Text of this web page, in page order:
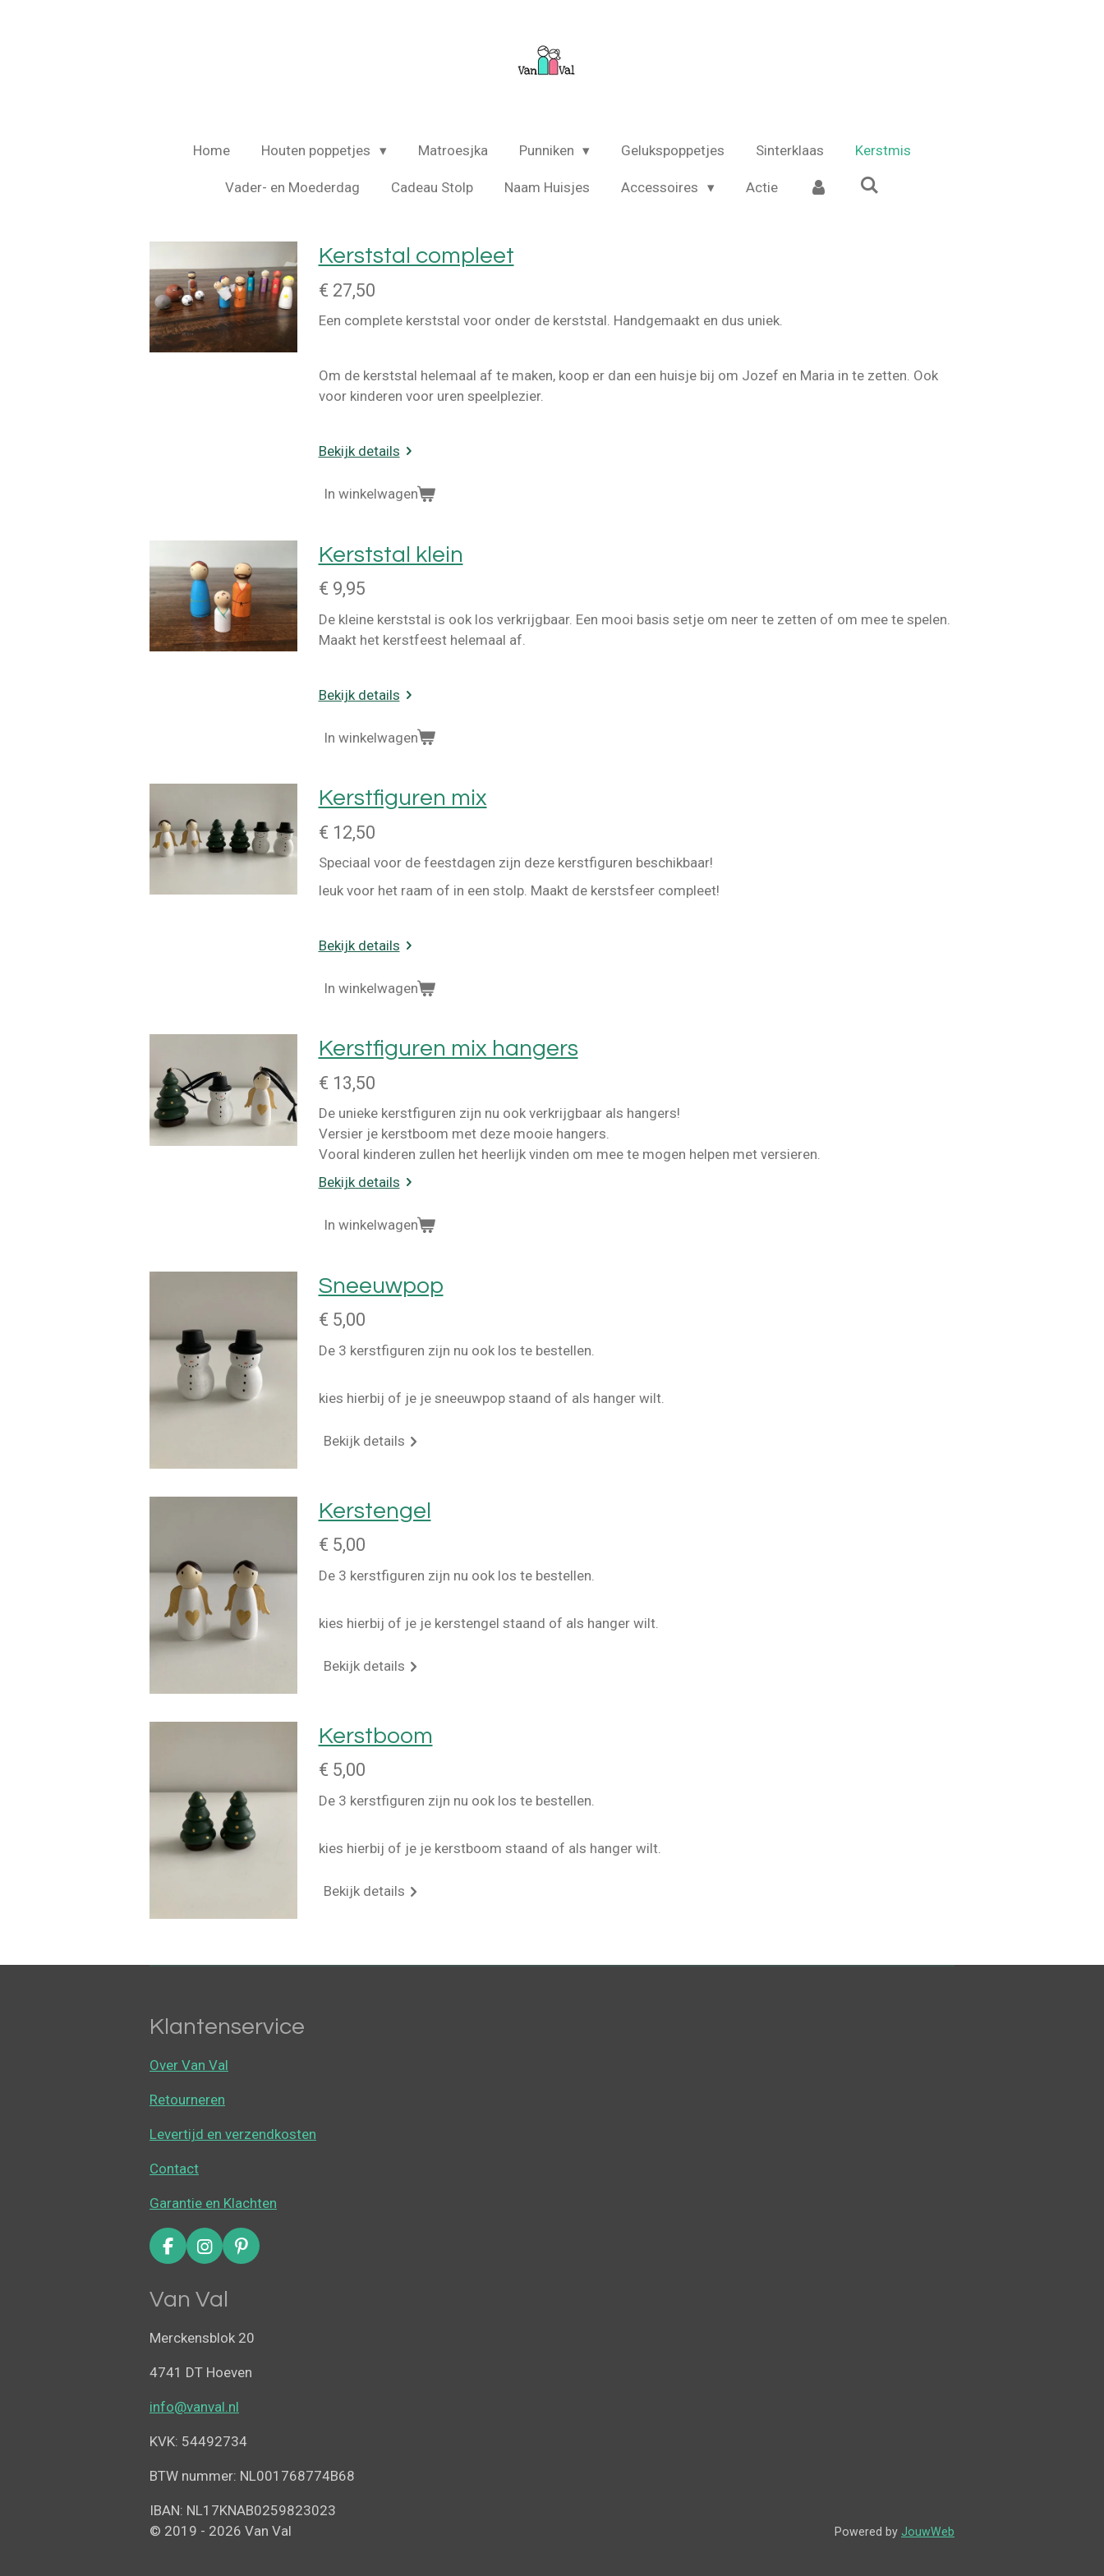
Home Houten poppetjes Matroesjka Punniken Gelukspoppetjes Sinterklaas Kerstmis
Vader- en Moederdag Cadeau Stolp Naam Huisjes Accessoires Actie
Kerststal compleet
€ 27,50
Een complete kerststal voor onder de kerststal. Handgemaakt en dus uniek.
Om de kerststal helemaal af te maken, koop er dan een huisje bij om Jozef en Maria in te zetten. Ook
voor kinderen voor uren speelplezier.
Bekijk details
In winkelwagen
Kerststal klein
€ 9,95
De kleine kerststal is ook los verkrijgbaar. Een mooi basis setje om neer te zetten of om mee te spelen.
Maakt het kerstfeest helemaal af.
Bekijk details
In winkelwagen
Kerstfiguren mix
€ 12,50
Speciaal voor de feestdagen zijn deze kerstfiguren beschikbaar!
leuk voor het raam of in een stolp. Maakt de kerstsfeer compleet!
Bekijk details
In winkelwagen
Kerstfiguren mix hangers
€ 13,50
De unieke kerstfiguren zijn nu ook verkrijgbaar als hangers!
Versier je kerstboom met deze mooie hangers.
Vooral kinderen zullen het heerlijk vinden om mee te mogen helpen met versieren.
Bekijk details
In winkelwagen
Sneeuwpop
€ 5,00
De 3 kerstfiguren zijn nu ook los te bestellen.
kies hierbij of je je sneeuwpop staand of als hanger wilt.
Bekijk details
Kerstengel
€ 5,00
De 3 kerstfiguren zijn nu ook los te bestellen.
kies hierbij of je je kerstengel staand of als hanger wilt.
Bekijk details
Kerstboom
€ 5,00
De 3 kerstfiguren zijn nu ook los te bestellen.
kies hierbij of je je kerstboom staand of als hanger wilt.
Bekijk details
Klantenservice
Over Van Val
Retourneren
Levertijd en verzendkosten
Contact
Garantie en Klachten
F
a
e
o
k
I
n
t
g
a
P
i
r
s
Van Val
Merckensblok 20
4741 DT Hoeven
info@vanval.nl
KVK: 54492734
BTW nummer: NL001768774B68
IBAN: NL17KNAB0259823023
© 2019 - 2026 Van Val
Powered by JouwWeb